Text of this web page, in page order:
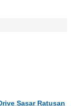
Sasar Ratusan